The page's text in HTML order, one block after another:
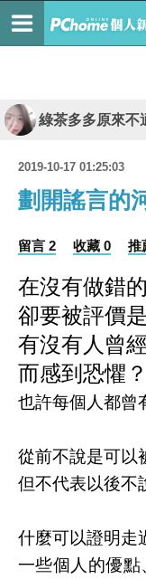
綠茶多多原來不
2019-10-17 01:25:03
劃開謠言的
留言 2 收藏 0 推
在沒有做錯
卻要被評價
有沒有人曾
而感到恐懼？
也許每個人都曾
從前不說是可以
但不代表以後不
什麼可以證明走
一些個人的優點